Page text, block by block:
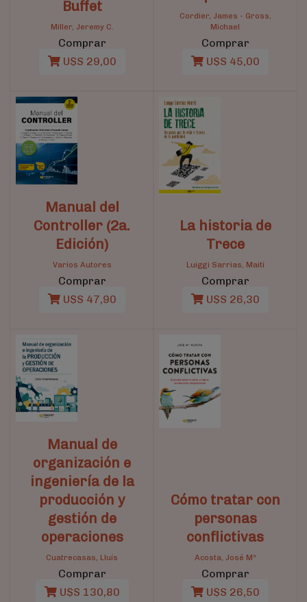
Buffet
Miller, Jeremy C.
Comprar
U$S 29,00
Cordier, James - Gross,
Michael
Comprar
U$S 45,00
Manual del
Controller (2a.
Edición)
Varios Autores
Comprar
U$S 47,90
La historia de
Trece
Luiggi Sarrias, Maití
Comprar
U$S 26,30
Manual de
organización e
ingeniería de la
producción y
gestión de
operaciones
Cuatrecasas, Lluís
Comprar
U$S 130,80
Cómo tratar con
personas
conflictivas
Acosta, José Mª
Comprar
U$S 26,50